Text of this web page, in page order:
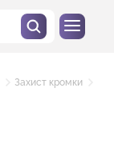
Захист кромки